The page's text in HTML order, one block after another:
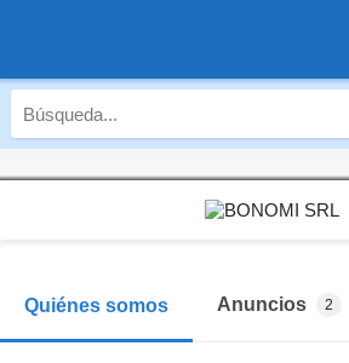
Quiénes somos Anuncios 2